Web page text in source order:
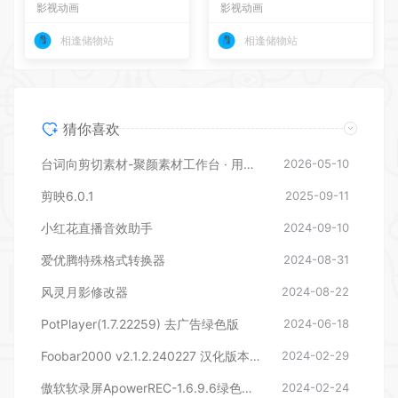
影视动画
相逢储物站
影视动画
相逢储物站
猜你喜欢
台词向剪切素材-聚颜素材工作台 · 用户使用说明 2026-05-10
剪映6.0.1 2025-09-11
小红花直播音效助手 2024-09-10
爱优腾特殊格式转换器 2024-08-31
风灵月影修改器 2024-08-22
PotPlayer(1.7.22259) 去广告绿色版 2024-06-18
Foobar2000 v2.1.2.240227 汉化版本下载 2024-02-29
傲软软录屏ApowerREC-1.6.9.6绿色版本 2024-02-24